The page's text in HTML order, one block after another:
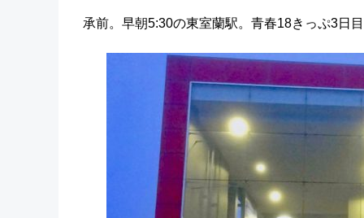
承前。早朝5:30の東室蘭駅。青春18きっぷ3日